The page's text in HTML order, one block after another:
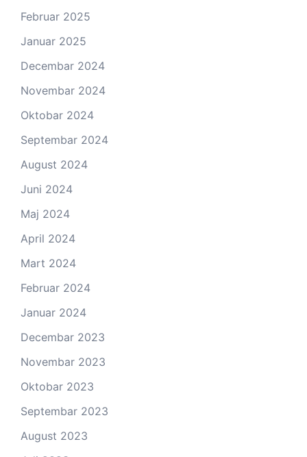
Februar 2025
Januar 2025
Decembar 2024
Novembar 2024
Oktobar 2024
Septembar 2024
August 2024
Juni 2024
Maj 2024
April 2024
Mart 2024
Februar 2024
Januar 2024
Decembar 2023
Novembar 2023
Oktobar 2023
Septembar 2023
August 2023